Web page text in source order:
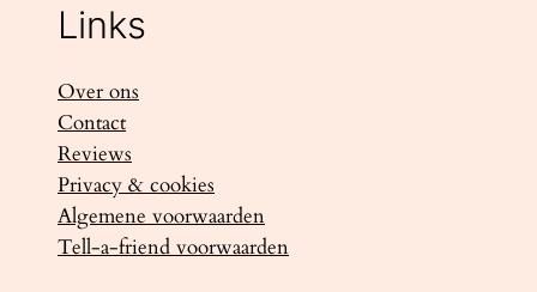
Links
Over ons
Contact
Reviews
Privacy & cookies
Algemene voorwaarden
Tell-a-friend voorwaarden